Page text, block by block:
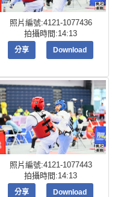
照片編號:4121-1077436
拍攝時間:14:13
分享 Download
照片編號:4121-1077443
拍攝時間:14:13
分享 Download